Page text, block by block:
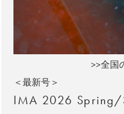
>>全国
＜最新号＞
IMA 2026 Spring/